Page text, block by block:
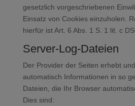
gesetzlich vorgeschriebenen
Einsatz von Cookies einzuholen.
hierfür ist Art. 6 Abs. 1 S. 1 lit. c
Server-Log-Dateien
Der Provider der Seiten erhebt
automatisch Informationen in so
Dateien, die Ihr Browser
Dies sind: